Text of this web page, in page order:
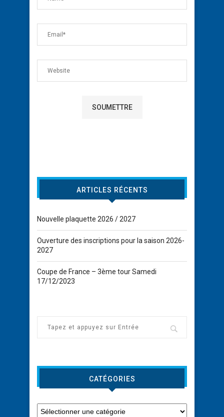
ARTICLES RÉCENTS
Nouvelle plaquette 2026 / 2027
Ouverture des inscriptions pour la saison 2026-
2027
Coupe de France – 3ème tour Samedi
17/12/2023
CATÉGORIES